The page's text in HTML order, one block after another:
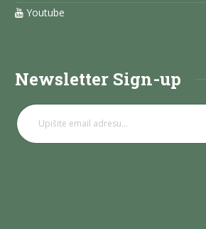
Youtube
Newsletter Sign-up